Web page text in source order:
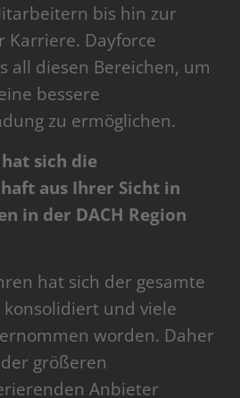
bis hin zur
Karriere. Dayforce
all diesen Bereichen, um
bessere
zu ermöglichen.
hat sich die
aus Ihrer Sicht in
in der DACH Region
hat sich der gesamte
konsolidiert und viele
worden. Daher
größeren
Anbieter